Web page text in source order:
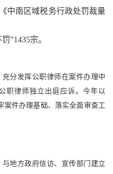
中南区域税务行政处罚裁量
”1435宗。
充分发挥公职律师在案件办理中
职律师独立出庭应诉。今年以
案件办理基础、落实全面审查工
与地方政府信访、宣传部门建立